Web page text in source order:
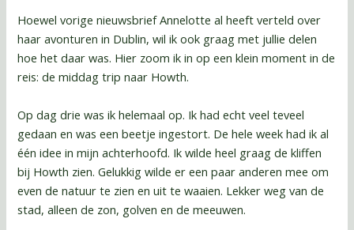
Hoewel vorige nieuwsbrief Annelotte al heeft verteld over
haar avonturen in Dublin, wil ik ook graag met jullie delen
hoe het daar was. Hier zoom ik in op een klein moment in de
reis: de middag trip naar Howth.
Op dag drie was ik helemaal op. Ik had echt veel teveel
gedaan en was een beetje ingestort. De hele week had ik al
één idee in mijn achterhoofd. Ik wilde heel graag de kliffen
bij Howth zien. Gelukkig wilde er een paar anderen mee om
even de natuur te zien en uit te waaien. Lekker weg van de
stad, alleen de zon, golven en de meeuwen.